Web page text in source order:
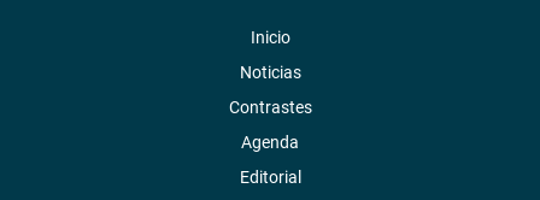
Inicio
Noticias
Contrastes
Agenda
Editorial